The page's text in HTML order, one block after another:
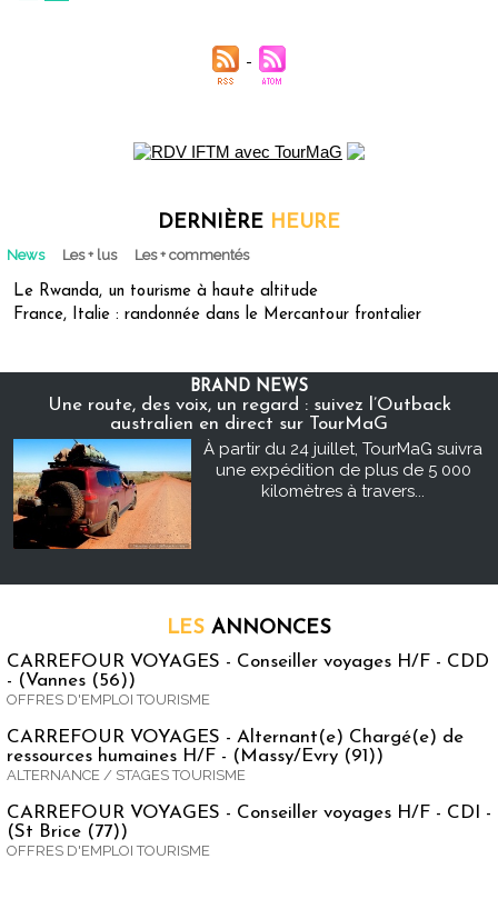
DERNIÈRE HEURE
News Les + lus Les + commentés
Le Rwanda, un tourisme à haute altitude
France, Italie : randonnée dans le Mercantour frontalier
BRAND NEWS
Une route, des voix, un regard : suivez l’Outback
australien en direct sur TourMaG
À partir du 24 juillet, TourMaG suivra
une expédition de plus de 5 000
kilomètres à travers...
LES ANNONCES
CARREFOUR VOYAGES - Conseiller voyages H/F - CDD
- (Vannes (56))
OFFRES D'EMPLOI TOURISME
CARREFOUR VOYAGES - Alternant(e) Chargé(e) de
ressources humaines H/F - (Massy/Evry (91))
ALTERNANCE / STAGES TOURISME
CARREFOUR VOYAGES - Conseiller voyages H/F - CDI -
(St Brice (77))
OFFRES D'EMPLOI TOURISME